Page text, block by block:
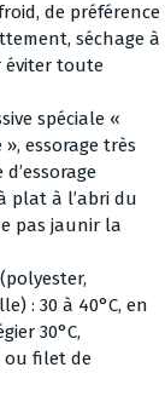
de préférence
séchage à
éviter toute
spéciale «
essorage très
plat à l’abri du
pas jaunir la
: 30 à 40°C, en
30°C,
ou filet de